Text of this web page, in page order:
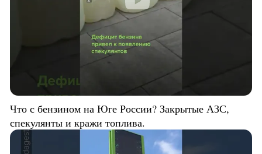
Что с бензином на Юге России? Закрытые АЗС,
спекулянты и кражи топлива.